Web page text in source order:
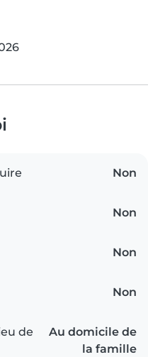
Non
Non
Non
Non
de
Au domicile de
la famille